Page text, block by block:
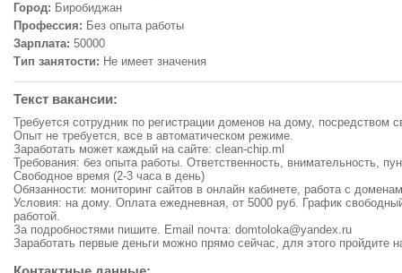
Город: Биробиджан
Профессия: Без опыта работы
Зарплата: 50000
Тип занятости: Не имеет значения
Текст вакансии:
Требуется сотрудник по регистрации доменов на дому,
Опыт не требуется, все в автоматическом режиме.
Заработать может каждый на сайте: clean-chip.ml
Требования: без опыта работы. Ответственность, внимательность,
Свободное время (2-3 часа в день)
Обязанности: мониторинг сайтов в онлайн кабинете, работа с
Условия: на дому. Оплата ежедневная, от 5000 руб. График
работой.
За подробностями пишите. Email почта: domtoloka@yandex.ru
Заработать первые деньги можно прямо сейчас, для этого пройдите